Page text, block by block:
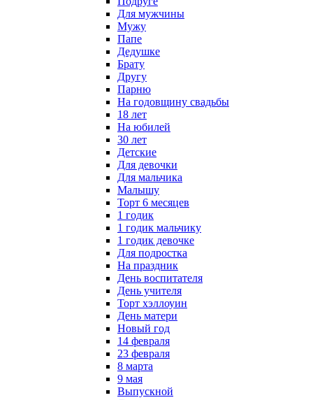
Для мужчины
Мужу
Папе
Дедушке
Брату
Другу
Парню
На годовщину свадьбы
18 лет
На юбилей
30 лет
Детские
Для девочки
Для мальчика
Малышу
Торт 6 месяцев
1 годик
1 годик мальчику
1 годик девочке
Для подростка
На праздник
День воспитателя
День учителя
Торт хэллоуин
День матери
Новый год
14 февраля
23 февраля
8 марта
9 мая
Выпускной